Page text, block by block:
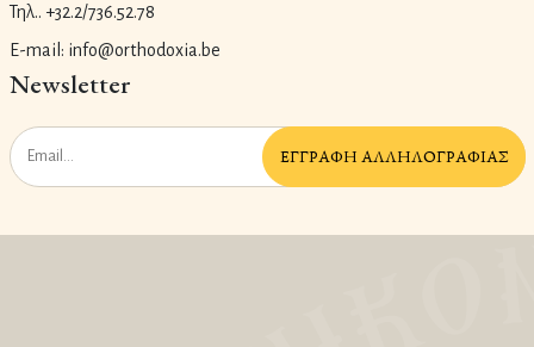
Τηλ.. +32.2/736.52.78
E-mail: info@orthodoxia.be
Newsletter
ἘΓΓΡΑΦῊ ἈΛΛΗΛΟΓΡΑΦΊΑΣ